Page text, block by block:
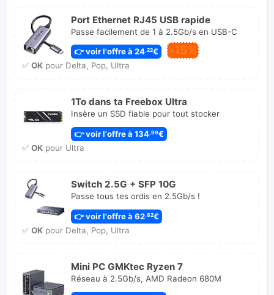
Port Ethernet RJ45 USB rapide
Passe facilement de 1 à 2.5Gb/s en USB-C
👉 voir l'offre à 24,22€ -15%
✅ OKpour Delta, Pop, Ultra
1To dans ta Freebox Ultra
Insère un SSD fiable pour tout stocker
👉 voir l'offre à 134 ,99€
✅ OKpour Ultra
Switch 2.5G + SFP 10G
Passe tous tes ordis en 2.5Gb/s !
👉 voir l'offre à 62,82€
✅ OKpour Delta, Pop, Ultra
Mini PC GMKtec Ryzen 7
Réseau à 2.5Gb/s, AMD Radeon 680M